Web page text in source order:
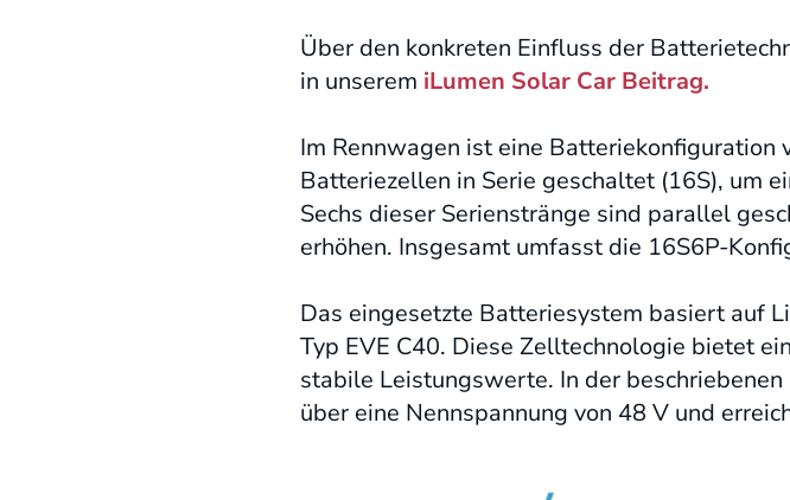
Über den konkreten Einfluss der
in unserem iLumen Solar Car Beitrag.
Im Rennwagen ist eine
Batteriezellen in Serie geschaltet (16S), um
Sechs dieser Serienstränge sind parallel
erhöhen. Insgesamt umfasst die 16S6P-
Das eingesetzte Batteriesystem basiert auf
Typ EVE C40. Diese Zelltechnologie bietet
stabile Leistungswerte. In der
über eine Nennspannung von 48 V und